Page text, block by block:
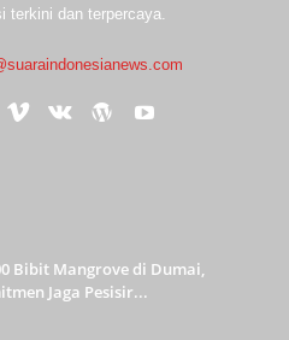
terkini dan terpercaya.
Bibit Mangrove di Dumai,
Jaga Pesisir...